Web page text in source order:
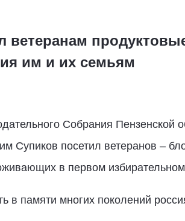
ветеранам
им и их семьям
Собрания Пензенской
Супиков посетил ветеранов –
в первом избирательном
в памяти многих поколений